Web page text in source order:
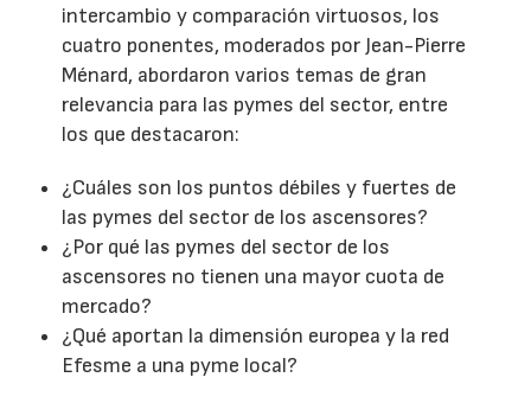
intercambio y comparación virtuosos, los
cuatro ponentes, moderados por Jean-Pierre
Ménard, abordaron varios temas de gran
relevancia para las pymes del sector, entre
los que destacaron:
¿Cuáles son los puntos débiles y fuertes de
las pymes del sector de los ascensores?
¿Por qué las pymes del sector de los
ascensores no tienen una mayor cuota de
mercado?
¿Qué aportan la dimensión europea y la red
Efesme a una pyme local?